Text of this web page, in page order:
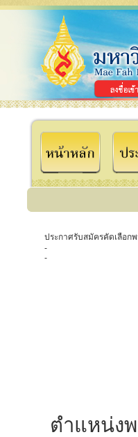
ประกาศรับสมัครคัดเลือก
-
-
ตำแหน่ง